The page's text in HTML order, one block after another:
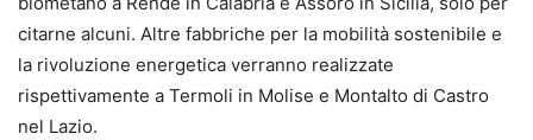
citarne alcuni. Altre fabbriche per la mobilità sostenibile e
la rivoluzione energetica verranno realizzate
rispettivamente a Termoli in Molise e Montalto di Castro
nel Lazio.